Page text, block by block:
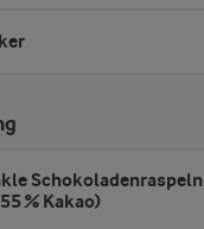
Schokoladenraspeln
% Kakao)